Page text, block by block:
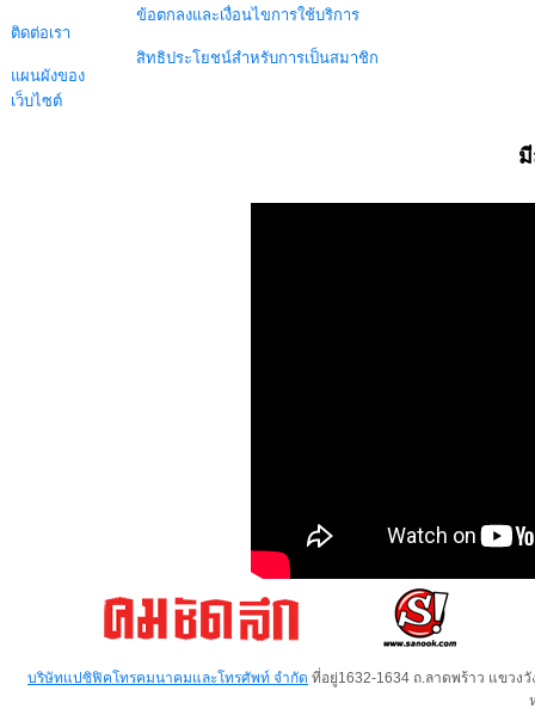
ติดต่อเรา
แผนผังของ
เว็บไซต์
ข้อตกลงและเงื่อนไขการใช้บริการ
สิทธิประโยชน์สำหรับการเป็นสมาชิก
บริษัทแปซิฟิคโทรคมนาคมและโทรศัพท์ จำกัด ที่อยู่1632-1634 ถ.ลาดพร้าว แขวง